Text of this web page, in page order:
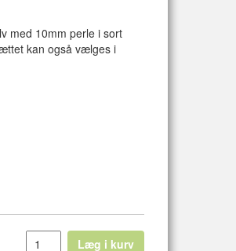
med 10mm perle i sort
kan også vælges i
Læg i kurv